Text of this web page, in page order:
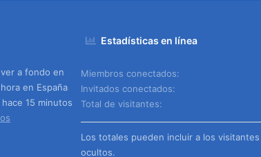
a fondo en
en España
hace 15 minutos
Estadísticas en línea
Miembros conectados
Invitados conectados
Total de visitantes
Los totales pueden incluir a los visitantes
ocultos.